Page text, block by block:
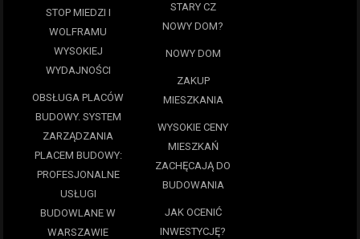
STOP MIEDZI I
WOLFRAMU
WYSOKIEJ
WYDAJNOŚCI
OBSŁUGA PLACÓW
BUDOWY. SYSTEM
ZARZĄDZANIA
PLACEM BUDOWY:
PROFESJONALNE
USŁUGI
BUDOWLANE W
WARSZAWIE
STARY CZ
NOWY DOM?
NOWY DOM
ZAKUP
MIESZKANIA
WYSOKIE CENY
MIESZKAŃ
ZACHĘCAJĄ DO
BUDOWANIA
JAK OCENIĆ
INWESTYCJĘ?